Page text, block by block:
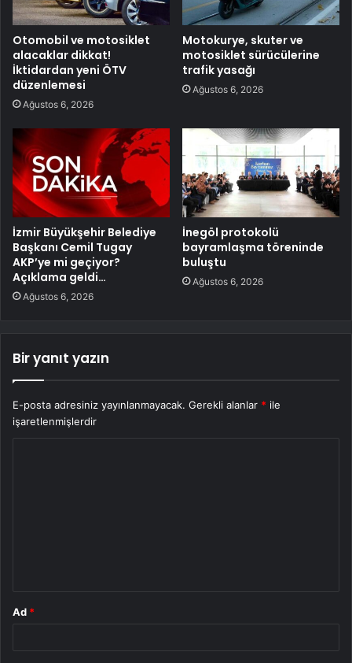
Otomobil ve motosiklet
alacaklar dikkat!
İktidardan yeni ÖTV
düzenlemesi
Ağustos 6, 2026
Motokurye, skuter ve
motosiklet sürücülerine
trafik yasağı
Ağustos 6, 2026
İzmir Büyükşehir Belediye
Başkanı Cemil Tugay
AKP’ye mi geçiyor?
Açıklama geldi…
Ağustos 6, 2026
İnegöl protokolü
bayramlaşma töreninde
buluştu
Ağustos 6, 2026
Bir yanıt yazın
E-posta adresiniz yayınlanmayacak. Gerekli alanlar * ile
işaretlenmişlerdir
Ad *